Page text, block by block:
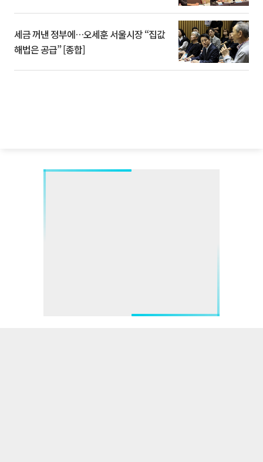
세금 꺼낸 정부에…오세훈 서울시장 “집값
해법은 공급” [종합]